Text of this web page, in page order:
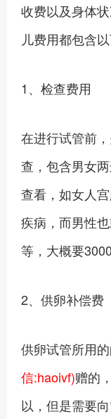
收费以及身体
儿费用都包含
1、检查费用
在进行试管前
查，包含男女
查看，如女人
疾病，而男性
等，大概要
2、供卵补偿费
供卵试管所用
信:haoivf)赠的
以，但是需要